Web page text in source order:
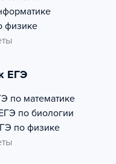
физике
ЕГЭ
по математике
по биологии
по физике